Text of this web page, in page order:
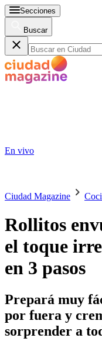
Secciones
Buscar
En vivo
Ciudad Magazine
Rollitos
el toque
en 3 pasos
Prepará muy
por fuera y
sorprender a